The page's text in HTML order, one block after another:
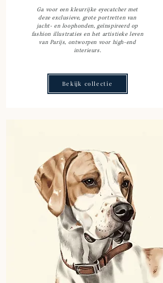
Ga voor een kleurrijke eyecatcher met
deze exclusieve, grote portretten van
jacht- en loophonden, geïnspireerd op
fashion illustraties en het artistieke leven
van Parijs, ontworpen voor high-end
interieurs.
Bekijk collectie